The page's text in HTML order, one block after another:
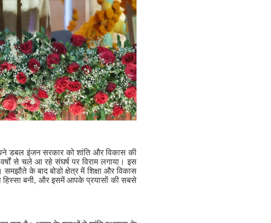
डबल इंजन सरकार को शांति और विकास की
से चले आ रहे संघर्ष पर विराम लगाया। इस
के बाद बोडो क्षेत्र में शिक्षा और विकास
हिस्सा बनी, और इसमें आपके प्रयासों की सबसे